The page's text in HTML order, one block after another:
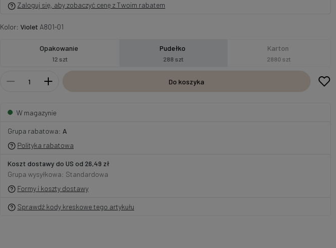
Zaloguj się, aby zobaczyć cenę z Twoim rabatem
Kolor: Violet A801-01
Opakowanie
12 szt
Pudełko
288 szt
Karton
2880 szt
Do koszyka
W magazynie
Grupa rabatowa: A
Polityka rabatowa
Koszt dostawy do US od 26,49 zł
Grupa wysyłkowa: Standardowa
Formy i koszty dostawy
Sprawdź kody kreskowe tego artykułu